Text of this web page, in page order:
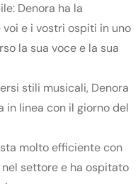
Denora ha la
e i vostri ospiti in uno
la sua voce e la sua
stili musicali, Denora
in linea con il giorno del
molto efficiente con
settore e ha ospitato